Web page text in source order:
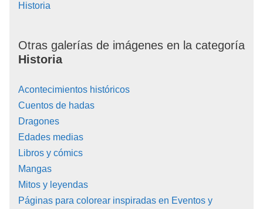
Historia
Otras galerías de imágenes en la categoría
Historia
Acontecimientos históricos
Cuentos de hadas
Dragones
Edades medias
Libros y cómics
Mangas
Mitos y leyendas
Páginas para colorear inspiradas en Eventos y